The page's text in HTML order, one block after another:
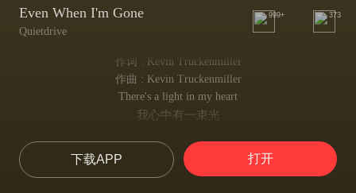
Even When I'm Gone
Quietdrive
999+ 373
作词 : Kevin Truckenmiller
作曲 : Kevin Truckenmiller
There's a light in my heart
我心中有一束光
无法被包含
You knew right from the start
从开始你就知道
下载APP 打开